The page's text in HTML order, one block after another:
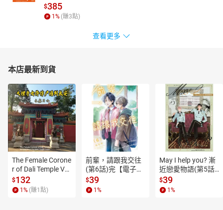
$385
1% (賺3點)
查看更多
本店最新到貨
The Female Corone
r of Dali Temple Vo
l.6【有聲書】
$132
1 % (賺1 點)
前輩，請跟我交往
(第6話)完【電子
書】
$39
1 %
May I help you? 漸
近戀愛物語(第5話)
【電子書】
$39
1 %